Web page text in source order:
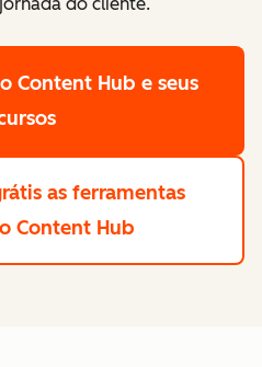
Content Hub e seus
as ferramentas
Content Hub